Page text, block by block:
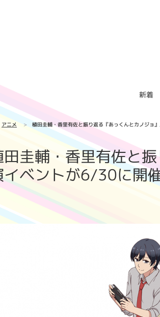
新着
アニメ 植田圭輔・香里有佐と振り返る『あっくんとカノジョ
圭輔・香里有佐と
イベントが6/30に開